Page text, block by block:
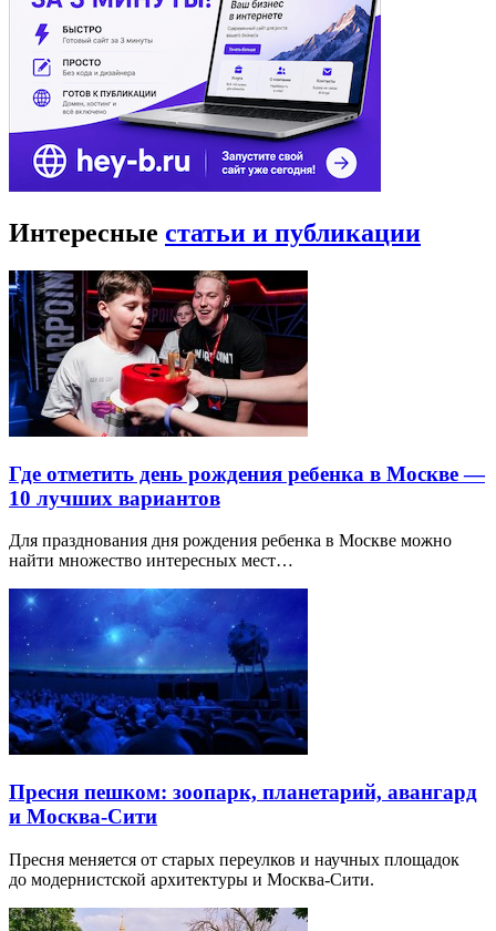
Интересные статьи и публикации
Где отметить день рождения ребенка в Москве —
10 лучших вариантов
Для празднования дня рождения ребенка в Москве можно
найти множество интересных мест…
Пресня пешком: зоопарк, планетарий, авангард
и Москва-Сити
Пресня меняется от старых переулков и научных площадок
до модернистской архитектуры и Москва-Сити.